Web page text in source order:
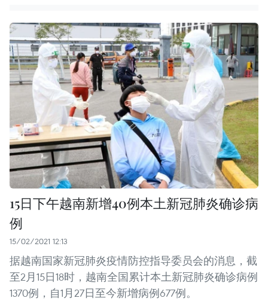
15日下午越南新增40例本土新冠肺炎确诊病
例
15/02/2021 12:13
据越南国家新冠肺炎疫情防控指导委员会的消息，截
至2月15日18时，越南全国累计本土新冠肺炎确诊病例
1370例，自1月27日至今新增病例677例。